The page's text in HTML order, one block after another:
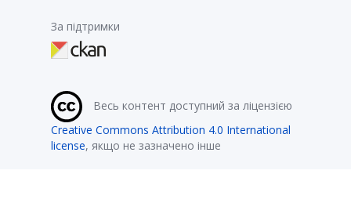
За підтримки
Весь контент доступний за ліцензією
Creative Commons Attribution 4.0 International
license, якщо не зазначено інше